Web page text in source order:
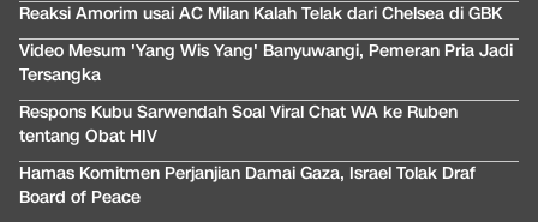
Reaksi Amorim usai AC Milan Kalah Telak dari Chelsea di GBK
Video Mesum 'Yang Wis Yang' Banyuwangi, Pemeran Pria Jadi
Tersangka
Respons Kubu Sarwendah Soal Viral Chat WA ke Ruben
tentang Obat HIV
Hamas Komitmen Perjanjian Damai Gaza, Israel Tolak Draf
Board of Peace